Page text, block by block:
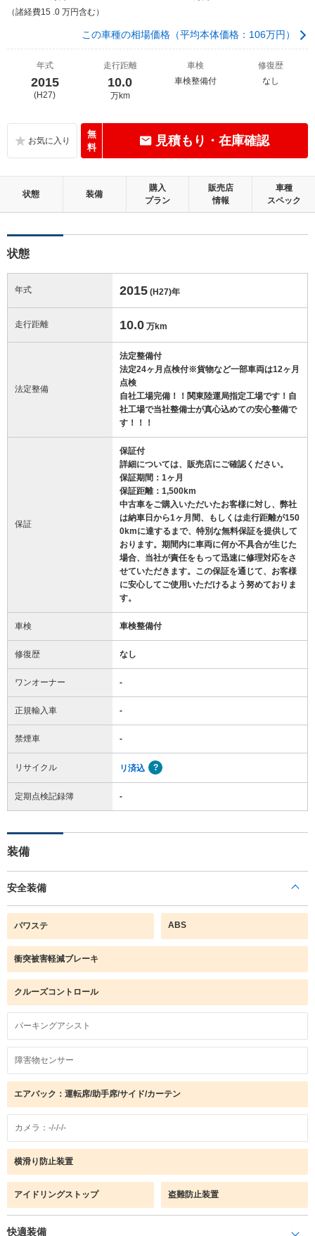
（諸経費15 .0 万円含む）
この車種の相場価格（平均本体価格：106万円）
年式
2015
(H27)
走行距離
10.0
万km
車検
車検整備付
修復歴
なし
無
料
見積もり・在庫確認
状態 装備
購入
プラン
販売店
情報
車種
スペック
状態
年式 2015 (H27)年
走行距離 10.0 万km
法定整備
法定整備付
法定24ヶ月点検付※貨物など一部車両は12ヶ月
点検
自社工場完備！！関東陸運局指定工場です！自
社工場で当社整備士が真心込めての安心整備で
す！！！
保証
保証付
詳細については、販売店にご確認ください。
保証期間：1ヶ月
保証距離：1,500km
中古車をご購入いただいたお客様に対し、弊社
は納車日から1ヶ月間、もしくは走行距離が150
0kmに達するまで、特別な無料保証を提供して
おります。期間内に車両に何か不具合が生じた
場合、当社が責任をもって迅速に修理対応をさ
せていただきます。この保証を通じて、お客様
に安心してご使用いただけるよう努めておりま
す。
車検 車検整備付
修復歴 なし
ワンオーナー -
正規輸入車 -
禁煙車 -
リサイクル リ済込
定期点検記録簿 -
装備
安全装備
パワステ ABS
衝突被害軽減ブレーキ
クルーズコントロール
パーキングアシスト
障害物センサー
エアバック：運転席/助手席/サイド/カーテン
カメラ：-/-/-/-
横滑り防止装置
アイドリングストップ 盗難防止装置
快適装備